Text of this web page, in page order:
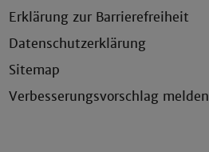
Erklärung zur Barrierefreiheit
Datenschutzerklärung
Sitemap
Verbesserungsvorschlag melden